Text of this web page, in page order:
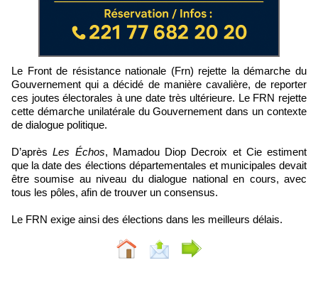
Le Front de résistance nationale (Frn) rejette la démarche du
Gouvernement qui a décidé de manière cavalière, de reporter
ces joutes électorales à une date très ultérieure. Le FRN rejette
cette démarche unilatérale du Gouvernement dans un contexte
de dialogue politique.
D’aprèsLes Échos, Mamadou Diop Decroix et Cie estiment
que la date des élections départementales et municipales devait
être soumise au niveau du dialogue national en cours, avec
tous les pôles, afin de trouver un consensus.
Le FRN exige ainsi des élections dans les meilleurs délais.